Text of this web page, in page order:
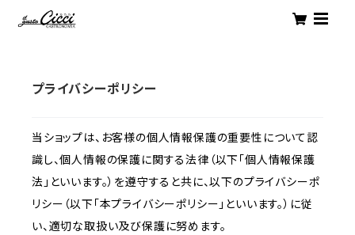
プライバシーポリシー
当ショップは、お客様の個人情報保護の重要性について認
識し、個人情報の保護に関する法律（以下「個人情報保護
法」といいます。）を遵守すると共に、以下のプライバシーポ
リシー（以下「本プライバシーポリシー」といいます。）に従
い、適切な取扱い及び保護に努めます。